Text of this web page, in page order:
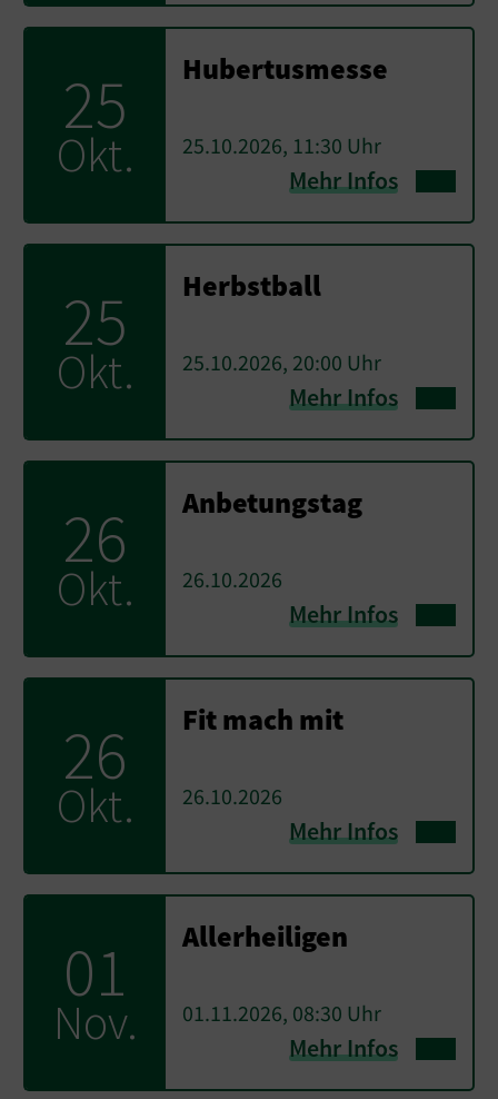
25
Okt.
Hubertusmesse
25.10.2026, 11:30 Uhr
Mehr Infos
25
Okt.
Herbstball
25.10.2026, 20:00 Uhr
Mehr Infos
26
Okt.
Anbetungstag
26.10.2026
Mehr Infos
26
Okt.
Fit mach mit
26.10.2026
Mehr Infos
01
Nov.
Allerheiligen
01.11.2026, 08:30 Uhr
Mehr Infos